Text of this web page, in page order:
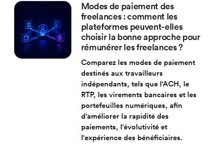
Modes de paiement des
freelances : comment les
plateformes peuvent-elles
choisir la bonne approche pour
rémunérer les freelances ?
Comparez les modes de paiement
destinés aux travailleurs
indépendants, tels que l'ACH, le
RTP, les virements bancaires et les
portefeuilles numériques, afin
d'améliorer la rapidité des
paiements, l'évolutivité et
l'expérience des bénéficiaires.